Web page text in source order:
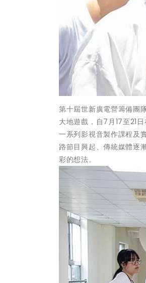
第十屆世新廣電營籌備團
大地遊戲，自7月17至21
一系列影視音製作課程及
路節目興起、傳統媒體逐
彩的想法。